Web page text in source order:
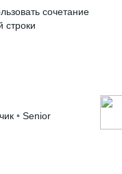
сочетание
строки
• Senior